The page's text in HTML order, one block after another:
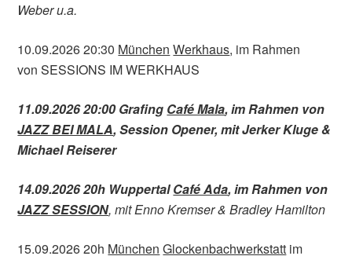
Weber u.a.
10.09.2026 20:30 München Werkhaus, im Rahmen
von SESSIONS IM WERKHAUS
11.09.2026 20:00 Grafing Café Mala, im Rahmen von
JAZZ BEI MALA, Session Opener, mit Jerker Kluge &
Michael Reiserer
14.09.2026 20h WuppertalCafé Ada, im Rahmen von
JAZZ SESSION, mit Enno Kremser & Bradley Hamilton
15.09.2026 20h München Glockenbachwerkstatt im